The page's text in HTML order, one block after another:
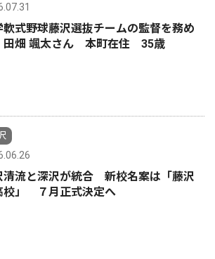
軟式野球藤沢選抜チームの監督を務め
畑 颯太さん 本町在住 35歳
清流と深沢が統合 新校名案は「藤沢
校」 ７月正式決定へ